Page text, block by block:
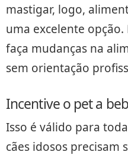
mastigar, logo,
uma excelente
faça mudanças na
sem orientação
Incentive o pet a
Isso é válido para
cães idosos precisam